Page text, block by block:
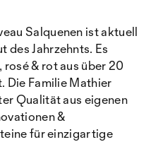
Salquenen ist aktuell
des Jahrzehnts. Es
& rot aus über 20
Die Familie Mathier
Qualität aus eigenen
&
für einzigartige